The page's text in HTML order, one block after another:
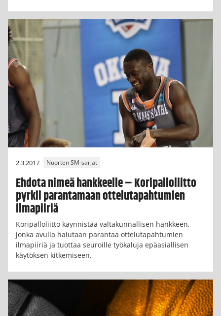
2.3.2017 Nuorten SM-sarjat
Ehdota nimeä hankkeelle – Koripalloliitto
pyrkii parantamaan ottelutapahtumien
ilmapiiriä
Koripalloliitto käynnistää valtakunnallisen hankkeen,
jonka avulla halutaan parantaa ottelutapahtumien
ilmapiiriä ja tuottaa seuroille työkaluja epäasiallisen
käytöksen kitkemiseen.